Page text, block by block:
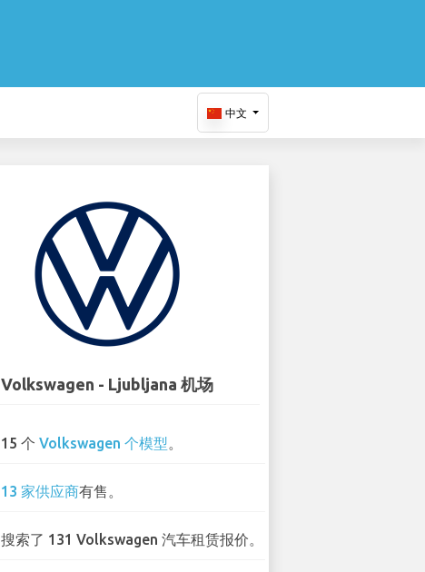
中文
Volkswagen - Ljubljana 机场
15 个Volkswagen 个模型。
13 家供应商有售。
搜索了 131 Volkswagen 汽车租赁报价。